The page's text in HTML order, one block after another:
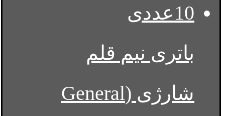
باتری نیم قلم
شارژی (General